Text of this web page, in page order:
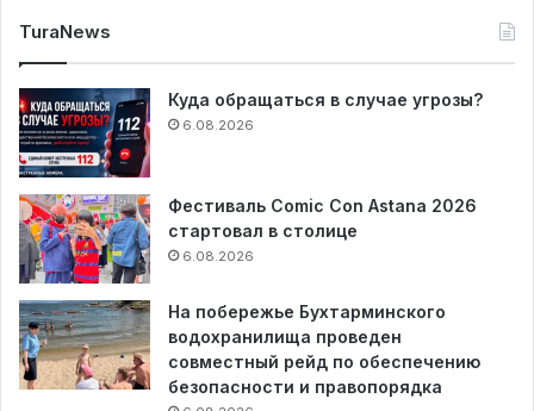
TuraNews
Куда обращаться в случае угрозы?
6.08.2026
Фестиваль Comic Con Astana 2026
стартовал в столице
6.08.2026
На побережье Бухтарминского
водохранилища проведен
совместный рейд по обеспечению
безопасности и правопорядка